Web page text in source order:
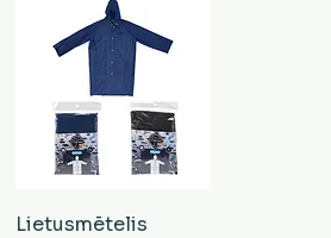
Lietusmētelis